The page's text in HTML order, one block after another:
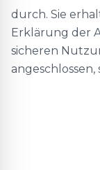
durch. Sie
Erklärung der
sicheren